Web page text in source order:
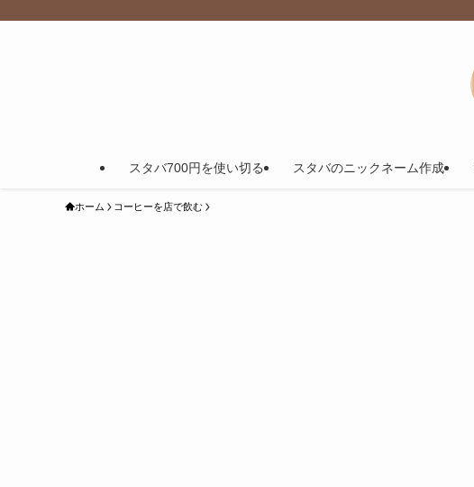
スタバ700円を使い切る スタバのニックネーム作成
ホーム コーヒーを店で飲む